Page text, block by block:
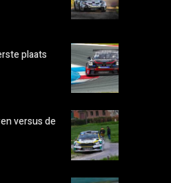
plaats
versus de